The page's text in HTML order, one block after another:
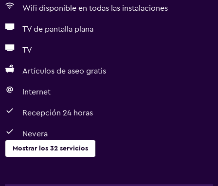
Wifi disponible en todas las instalaciones
TV de pantalla plana
TV
Artículos de aseo gratis
Internet
Recepción 24 horas
Nevera
Mostrar los 32 servicios